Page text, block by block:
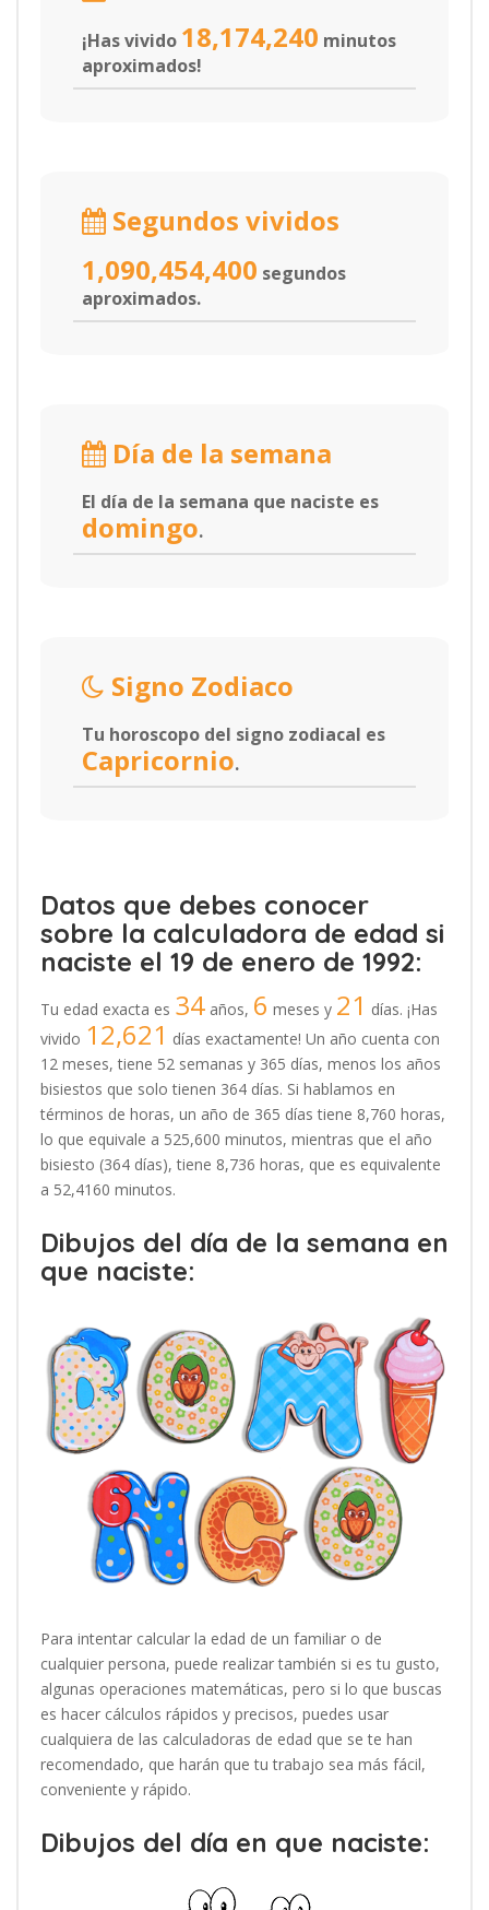
¡Has vivido 18,174,240 minutos
aproximados!
Segundos vividos
1,090,454,400 segundos
aproximados.
Día de la semana
El día de la semana que naciste es
domingo.
Signo Zodiaco
Tu horoscopo del signo zodiacal es
Capricornio.
Datos que debes conocer
sobre la calculadora de edad si
naciste el 19 de enero de 1992:
Tu edad exacta es 34 años, 6 meses y 21 días. ¡Has
vivido 12,621 días exactamente! Un año cuenta con
12 meses, tiene 52 semanas y 365 días, menos los años
bisiestos que solo tienen 364 días. Si hablamos en
términos de horas, un año de 365 días tiene 8,760 horas,
lo que equivale a 525,600 minutos, mientras que el año
bisiesto (364 días), tiene 8,736 horas, que es equivalente
a 52,4160 minutos.
Dibujos del día de la semana en
que naciste:
Para intentar calcular la edad de un familiar o de
cualquier persona, puede realizar también si es tu gusto,
algunas operaciones matemáticas, pero si lo que buscas
es hacer cálculos rápidos y precisos, puedes usar
cualquiera de las calculadoras de edad que se te han
recomendado, que harán que tu trabajo sea más fácil,
conveniente y rápido.
Dibujos del día en que naciste: